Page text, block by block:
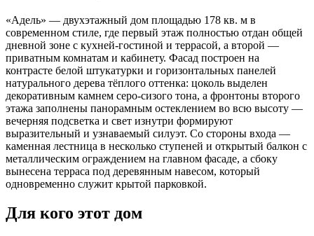
«Адель» — двухэтажный дом площадью 178 кв. м в
современном стиле, где первый этаж полностью отдан общей
дневной зоне с кухней-гостиной и террасой, а второй —
приватным комнатам и кабинету. Фасад построен на
контрасте белой штукатурки и горизонтальных панелей
натурального дерева тёплого оттенка: цоколь выделен
декоративным камнем серо-сизого тона, а фронтоны второго
этажа заполнены панорамным остеклением во всю высоту —
вечерняя подсветка и свет изнутри формируют
выразительный и узнаваемый силуэт. Со стороны входа —
каменная лестница в несколько ступеней и открытый балкон с
металлическим ограждением на главном фасаде, а сбоку
вынесена терраса под деревянным навесом, который
одновременно служит крытой парковкой.
Для кого этот дом